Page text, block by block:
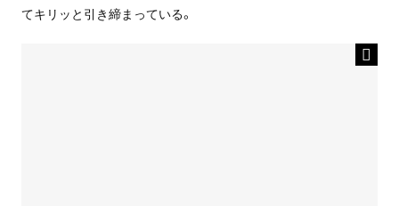
てキリッと引き締まっている。